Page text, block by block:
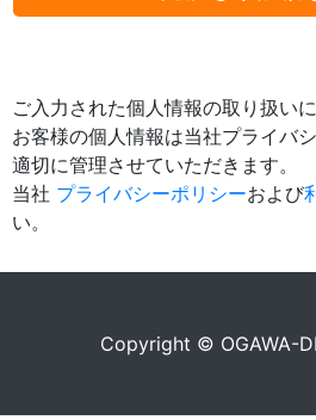
ご入力された個人情報の取り扱い
お客様の個人情報は当社プライバ
適切に管理させていただきます。
当社 プライバシーポリシーおよび
い。
Copyright © OGAWA-